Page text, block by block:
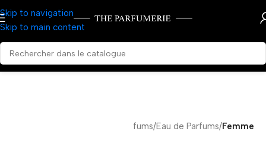
Skip to navigation
Skip to main content
Parfums Eau de Parfums Femme